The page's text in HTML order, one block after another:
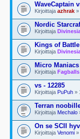
WaveCaptain
Kirjoittaja azhrak »
Nordic
Kirjoittaja
Kings of
Kirjoittaja
Micro Maniacs
Kirjoittaja Fagballs
vs - 12285
Kirjoittaja PuPuh »
Terran
Kirjoittaja Mechalo
On se SCII
Kirjoittaja Venomi »